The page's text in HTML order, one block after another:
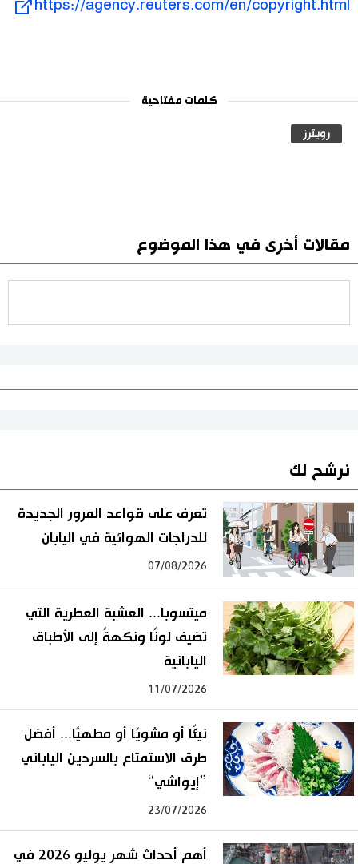
https://agency.reuters.com/en/copyright.html
كلمات مفتاحية
رويترز
مقالات أخرى في هذا الموضوع
نرشح لك
تعرف على قواعد المرور الجديدة
للدراجات الهوائية في اليابان
07/08/2026
ميتسوبا... العشبة العطرية التي
تضيف لونًا ونكهةً إلى الأطباق
اليابانية
11/07/2026
نيئًا أو مشويًا أو مطهيًا... أفضل
طرق الاستمتاع بالسردين الياباني
”إيواشي“
23/07/2026
أهم أحداث شهر يوليو 2026 في